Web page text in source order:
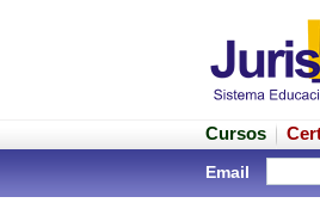
Cursos
Email